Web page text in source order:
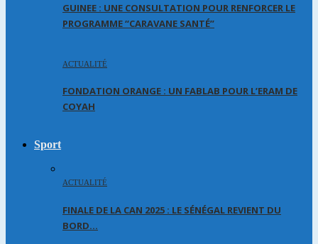
GUINEE : UNE CONSULTATION POUR RENFORCER LE
PROGRAMME “CARAVANE SANTÉ”
ACTUALITÉ
FONDATION ORANGE : UN FABLAB POUR L’ERAM DE
COYAH
Sport
ACTUALITÉ
FINALE DE LA CAN 2025 : LE SÉNÉGAL REVIENT DU
BORD…